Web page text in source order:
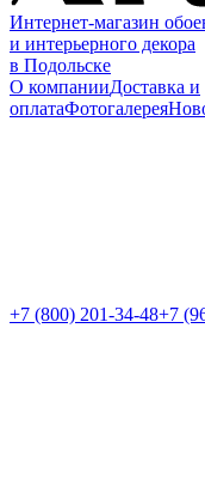
Интернет-магазин
и интерьерного декора
в Подольске
О компанииДоставка и
оплатаФотогалерея
+7 (800) 201-34-48+7